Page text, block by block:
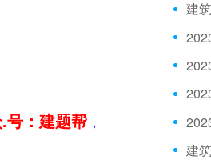
号：建题帮 ，
建
建